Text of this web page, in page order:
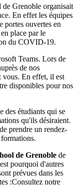
Grenoble organisait
En effet les équipes
portes ouvertes en
place par le
du COVID-19.
Teams. Lors de
de nos
vous. En effet, il est
disponibles pour nos
des étudiants qui se
qu'ils désiraient.
prendre un rendez-
de Grenoble de
pourquoi d'autres
prévues dans les
:Consultez notre